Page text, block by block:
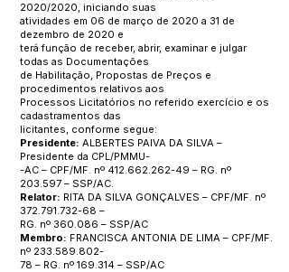
2020/2020, iniciando suas
atividades em 06 de março de 2020 a 31 de
dezembro de 2020 e
terá função de receber, abrir, examinar e julgar
todas as Documentações
de Habilitação, Propostas de Preços e
procedimentos relativos aos
Processos Licitatórios no referido exercício e os
cadastramentos das
licitantes, conforme segue:
Presidente: ALBERTES PAIVA DA SILVA –
Presidente da CPL/PMMU-
-AC – CPF/MF. nº 412.662.262-49 – RG. nº
203.597 – SSP/AC.
Relator: RITA DA SILVA GONÇALVES – CPF/MF. nº
372.791.732-68 –
RG. nº 360.086 – SSP/AC
Membro: FRANCISCA ANTONIA DE LIMA – CPF/MF.
nº 233.589.802-
78 – RG. nº 169.314 – SSP/AC